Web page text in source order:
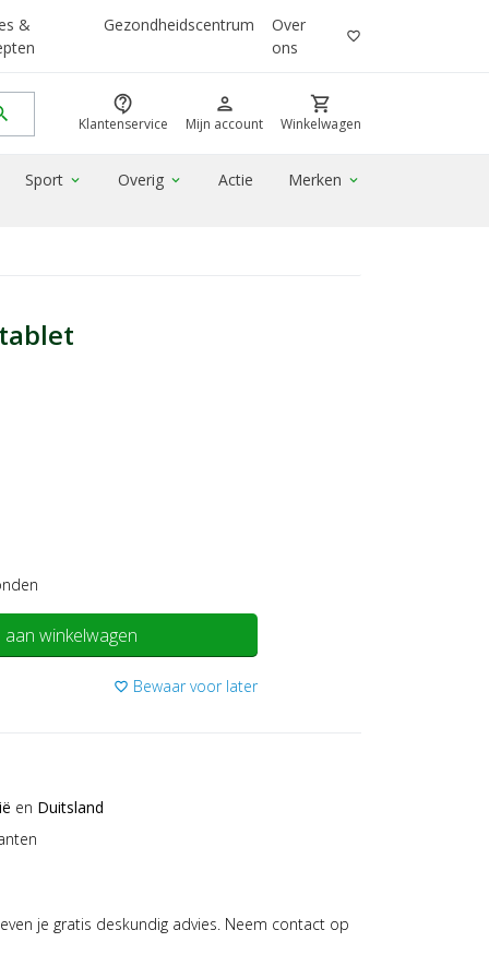
&
Gezondheidscentrum
Over
ons
favorite_border
contact_support
Klantenservice
person
Mijn account
shopping_cart
Winkelwagen
Sport expand_more Overig expand_more Actie Merken expand_more
winkelwagen
favorite_border Bewaar voor later
en Duitsland
je gratis deskundig advies. Neem contact op